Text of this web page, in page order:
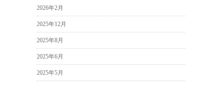
2026年2月
2025年12月
2025年8月
2025年6月
2025年5月